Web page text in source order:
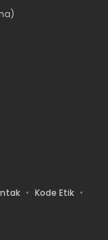
Kode Etik